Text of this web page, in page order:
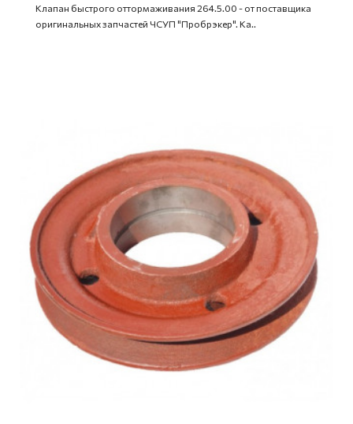
Клапан быстрого оттормаживания 264.5.00 - от поставщика
оригинальных запчастей ЧСУП "Пробрэкер". Ка..